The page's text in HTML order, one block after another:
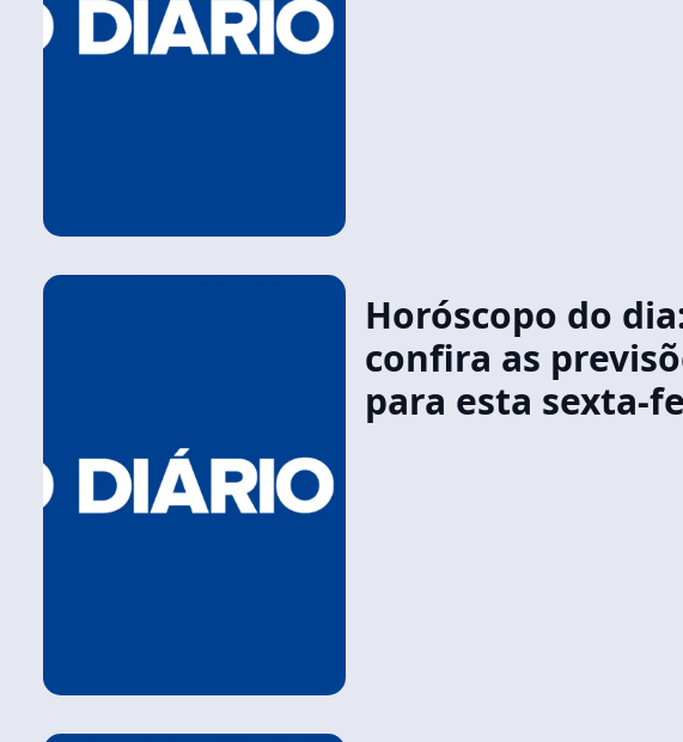
Horóscopo do
confira as
para esta sexta-